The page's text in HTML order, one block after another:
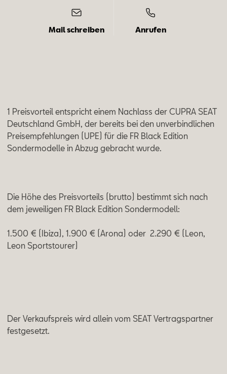
Mail schreiben Anrufen
1 Preisvorteil entspricht einem Nachlass der CUPRA SEAT
Deutschland GmbH, der bereits bei den unverbindlichen
Preisempfehlungen (UPE) für die FR Black Edition
Sondermodelle in Abzug gebracht wurde.
Die Höhe des Preisvorteils (brutto) bestimmt sich nach
dem jeweiligen FR Black Edition Sondermodell:
1.500 € (Ibiza), 1.900 € (Arona) oder 2.290 € (Leon,
Leon Sportstourer)
Der Verkaufspreis wird allein vom SEAT Vertragspartner
festgesetzt.